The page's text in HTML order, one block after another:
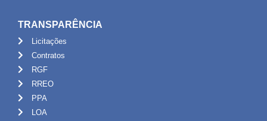
TRANSPARÊNCIA
Licitações
Contratos
RGF
RREO
PPA
LOA